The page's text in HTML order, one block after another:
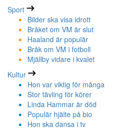
Sport
Bilder ska visa idrott
Bråket om VM är slut
Haaland är populär
Bråk om VM i fotboll
Mjällby vidare i kvalet
Kultur
Hon var viktig för många
Stor tävling för körer
Linda Hammar är död
Populär hjälte på bio
Hon ska dansa i tv